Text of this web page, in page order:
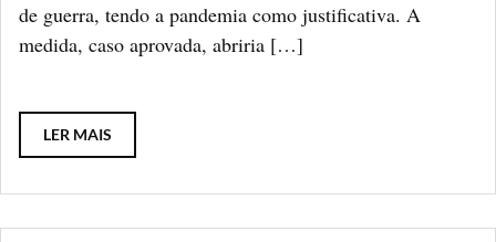
de guerra, tendo a pandemia como justificativa. A
medida, caso aprovada, abriria […]
LER MAIS